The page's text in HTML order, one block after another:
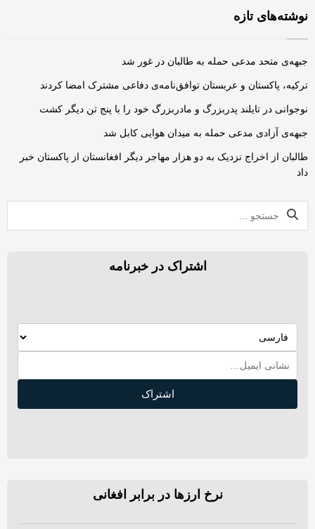
نوشته‌های تازه
جبهه‌ی متحد مدعی حمله به طالبان در غور شد
ترکیه، پاکستان و عربستان توافق‌نامه‌ی دفاعی مشترک امضا کردند
نوجوانی در تایلند پدربزرگ و مادربزرگ خود را با پنج تن دیگر کشت
جبهه‌ی آزادی مدعی حمله به میدان هوایی کابل شد
طالبان از اخراج نزدیک به دو هزار مهاجر دیگر افغانستان از پاکستان خبر
داد
اشتراک در خبرنامه
اشتراک
نرخ ارزها در برابر افغانی